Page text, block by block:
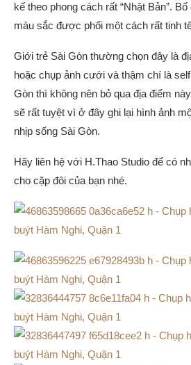
kế theo phong cách rất “Nhật Bản”.
màu sắc được phối một cách rất tinh
Giới trẻ Sài Gòn thường chọn đây là
hoặc chụp ảnh cưới và thậm chí là
Gòn thì không nên bỏ qua địa điểm
sẽ rất tuyệt vì ở đây ghi lại hình ảnh
nhịp sống Sài Gòn.
Hãy liên hệ với H.Thao Studio để có
cho cặp đôi của bạn nhé.